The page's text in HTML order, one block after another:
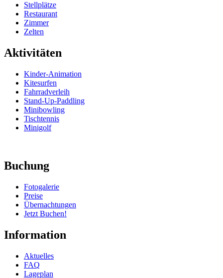
Stellplätze
Restaurant
Zimmer
Zelten
Aktivitäten
Kinder-Animation
Kitesurfen
Fahrradverleih
Stand-Up-Paddling
Minibowling
Tischtennis
Minigolf
Buchung
Fotogalerie
Preise
Übernachtungen
Jetzt Buchen!
Information
Aktuelles
FAQ
Lageplan